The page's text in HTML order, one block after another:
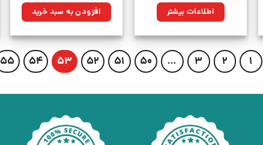
اطلاعات بیشتر ۳۰۰,۰۰۰تومان
بود.
۲۱۴,۵۰۰تومان.افزودن به سبد خرید
1
2
3
…
50
51
52
53
54
55